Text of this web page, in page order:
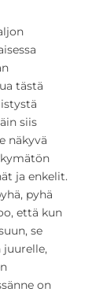
tästä
siis
näkyvä
ja enkelit.
pyhä
että kun
se
juurelle,
on